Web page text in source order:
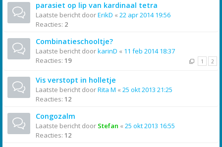
parasiet op lip van kardinaal tetra
Laatste bericht doorErikD « 22 apr 2014 19:56
Reacties: 2
Combinatieschooltje?
Laatste bericht doorkarinD « 11 feb 2014 18:37
Reacties: 19 1 2
Vis verstopt in holletje
Laatste bericht doorRita M « 25 okt 2013 21:25
Reacties: 12
Congozalm
Laatste bericht door Stefan « 25 okt 2013 16:55
Reacties: 12